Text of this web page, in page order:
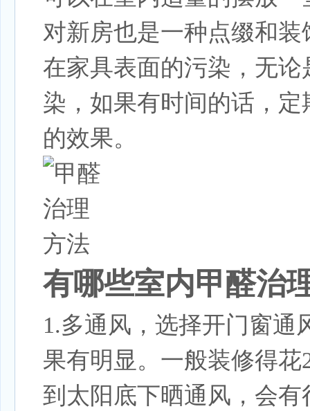
对新房也是一种点缀和
在家具表面的污染，无
染，如果有时间的话，
的效果。
有哪些室内甲醛治
1.多通风，选择开门窗通
果有明显。一般装修得
到太阳底下晒通风，会